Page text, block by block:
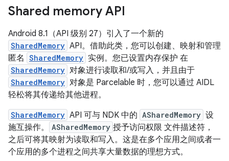
Shared memory API
Android 8.1（API 级别 27）引入了一个新的
SharedMemory API。借助此类，您可以创建、映射和管理
匿名 SharedMemory 实例。您已设置内存保护 在
SharedMemory 对象进行读取和/或写入，并且由于
SharedMemory 对象是 Parcelable 时，您可以通过 AIDL
轻松将其传递给其他进程。
SharedMemory API 可与 NDK 中的 ASharedMemory 设
施互操作。
ASharedMemory 授予访问权限 文件描述符，
之后可将其映射为读取和写入。这是在多个应用之间或者一
个应用的多个进程之间共享大量数据的理想方式。